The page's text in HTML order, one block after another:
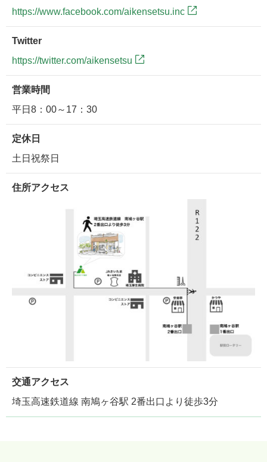
https://www.facebook.com/aikensetsu.inc
Twitter
https://twitter.com/aikensetsu
営業時間
平日8：00～17：30
定休日
土日祝祭日
住所アクセス
交通アクセス
埼玉高速鉄道線 南鳩ヶ谷駅 2番出口より徒歩3分